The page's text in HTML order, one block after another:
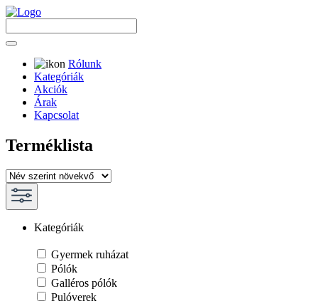
Rólunk
Kategóriák
Akciók
Árak
Kapcsolat
Terméklista
Kategóriák
Gyermek ruházat
Pólók
Galléros pólók
Pulóverek